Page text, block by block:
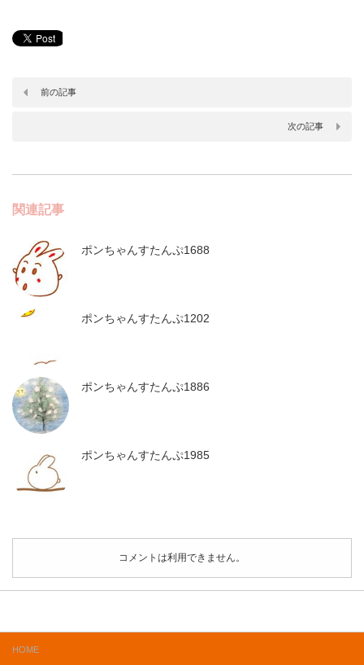
前の記事
次の記事
関連記事
ポンちゃんすたんぷ1688
ポンちゃんすたんぷ1202
ポンちゃんすたんぷ1886
ポンちゃんすたんぷ1985
コメントは利用できません。
HOME